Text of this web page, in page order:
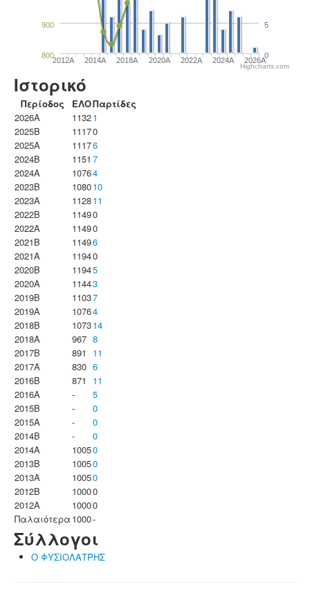
2012A 2014A 2018A 2020A 2022A 2024A 2026A
800
900
0
5
Highcharts.com
Ιστορικό
Περίοδος ΕΛΟΠαρτίδες
2026A
11321
2025B
11170
2025A
11176
2024B
1151 7
2024A
10764
2023B
108010
2023Α
112811
2022B
11490
2022A
11490
2021B
11496
2021A
11940
2020B
11945
2020A
11443
2019B
11037
2019A
10764
2018B
107314
2018A
967 8
2017B
891
11
2017A
830 6
2016B
871
11
2016A
-
5
2015B
-
0
2015A
-
0
2014B
-
0
2014A
10050
2013B
10050
2013A
10050
2012B
10000
2012A
10000
Παλαιότερα 1000-
Σύλλογοι
Ο ΦΥΣΙΟΛΑΤΡΗΣ